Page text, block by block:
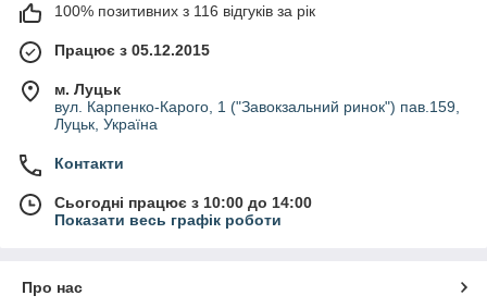
100% позитивних з 116 відгуків за рік
Працює з 05.12.2015
м. Луцьк
вул. Карпенко-Карого, 1 ("Завокзальний ринок") пав.159,
Луцьк, Україна
Контакти
Сьогодні працює з 10:00 до 14:00
Показати весь графік роботи
Про нас